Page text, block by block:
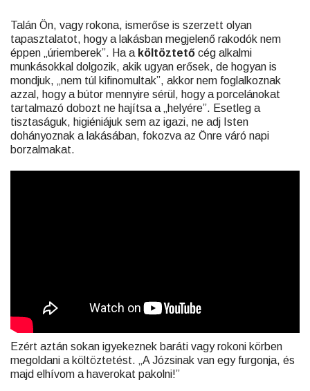
Talán Ön, vagy rokona, ismerőse is szerzett olyan
tapasztalatot, hogy a lakásban megjelenő rakodók nem
éppen „úriemberek”. Ha a költöztető cég alkalmi
munkásokkal dolgozik, akik ugyan erősek, de hogyan is
mondjuk, „nem túl kifinomultak”, akkor nem foglalkoznak
azzal, hogy a bútor mennyire sérül, hogy a porcelánokat
tartalmazó dobozt ne hajítsa a „helyére”. Esetleg a
tisztaságuk, higiéniájuk sem az igazi, ne adj Isten
dohányoznak a lakásában, fokozva az Önre váró napi
borzalmakat.
Ezért aztán sokan igyekeznek baráti vagy rokoni körben
megoldani a költöztetést. „A Józsinak van egy furgonja, és
majd elhívom a haverokat pakolni!”